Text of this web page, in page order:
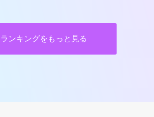
ランキングをもっと見る